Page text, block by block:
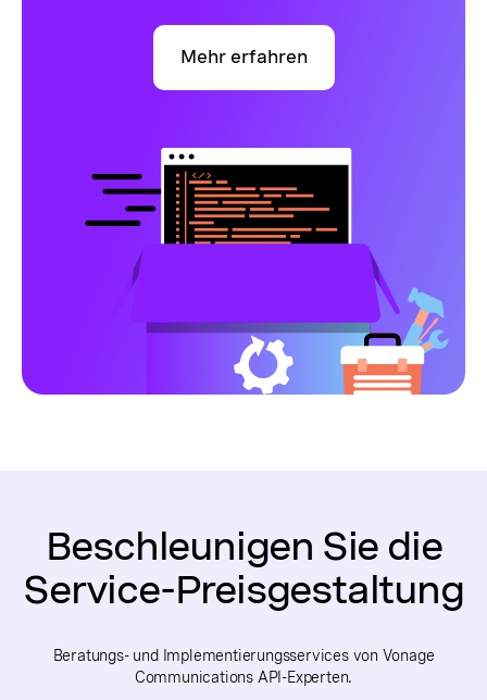
Mehr erfahren
Beschleunigen Sie die
Service-Preisgestaltung
Beratungs- und Implementierungsservices von Vonage
Communications API-Experten.